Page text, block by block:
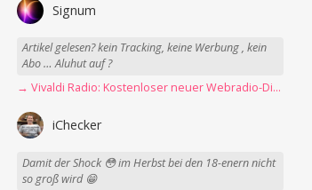
Signum
Artikel gelesen? kein Tracking, keine Werbung , kein
Abo … Aluhut auf ?
→ Vivaldi Radio: Kostenloser neuer Webradio-Dienst mit Fokus auf Datenschutz
iChecker
Damit der Shock 😳 im Herbst bei den 18-enern nicht
so groß wird 😁